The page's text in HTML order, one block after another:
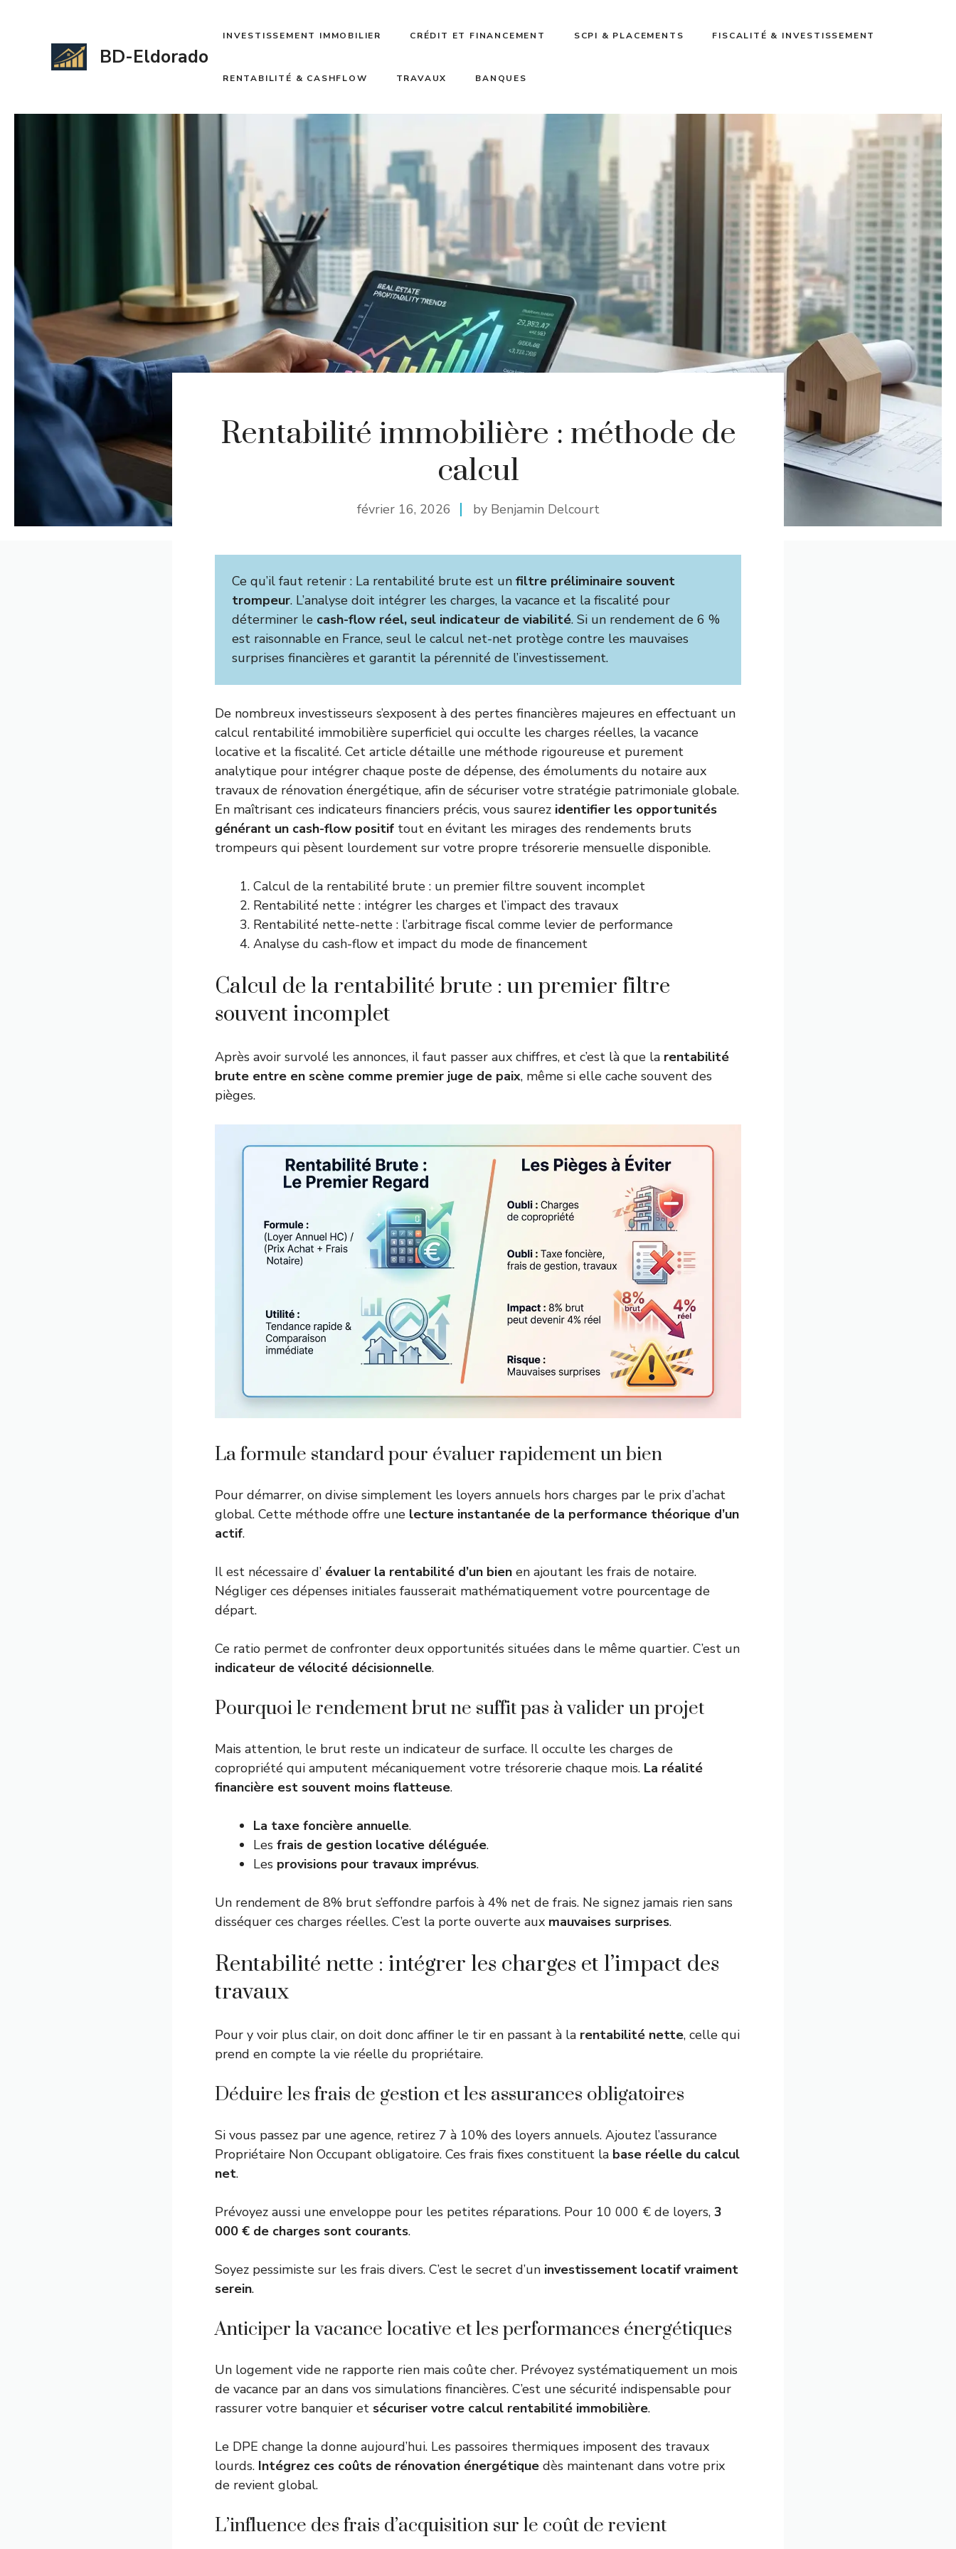
BD-Eldorado
INVESTISSEMENT IMMOBILIER CRÉDIT ET FINANCEMENT SCPI & PLACEMENTS FISCALITÉ & INVESTISSEMENT
RENTABILITÉ & CASHFLOW TRAVAUX BANQUES
Rentabilité immobilière : méthode de
calcul
février 16, 2026 by Benjamin Delcourt
Ce qu’il faut retenir : La rentabilité brute est un filtre préliminaire souvent
trompeur. L’analyse doit intégrer les charges, la vacance et la fiscalité pour
déterminer le cash-flow réel, seul indicateur de viabilité. Si un rendement de 6 %
est raisonnable en France, seul le calcul net-net protège contre les mauvaises
surprises financières et garantit la pérennité de l’investissement.
De nombreux investisseurs s’exposent à des pertes financières majeures en effectuant un
calcul rentabilité immobilière superficiel qui occulte les charges réelles, la vacance
locative et la fiscalité. Cet article détaille une méthode rigoureuse et purement
analytique pour intégrer chaque poste de dépense, des émoluments du notaire aux
travaux de rénovation énergétique, afin de sécuriser votre stratégie patrimoniale globale.
En maîtrisant ces indicateurs financiers précis, vous saurez identifier les opportunités
générant un cash-flow positif tout en évitant les mirages des rendements bruts
trompeurs qui pèsent lourdement sur votre propre trésorerie mensuelle disponible.
Calcul de la rentabilité brute : un premier filtre souvent incomplet
Rentabilité nette : intégrer les charges et l’impact des travaux
Rentabilité nette-nette : l’arbitrage fiscal comme levier de performance
Analyse du cash-flow et impact du mode de financement
Calcul de la rentabilité brute : un premier filtre
souvent incomplet
Après avoir survolé les annonces, il faut passer aux chiffres, et c’est là que la rentabilité
brute entre en scène comme premier juge de paix, même si elle cache souvent des
pièges.
La formule standard pour évaluer rapidement un bien
Pour démarrer, on divise simplement les loyers annuels hors charges par le prix d’achat
global. Cette méthode offre une lecture instantanée de la performance théorique d’un
actif.
Il est nécessaire d’ évaluer la rentabilité d’un bien en ajoutant les frais de notaire.
Négliger ces dépenses initiales fausserait mathématiquement votre pourcentage de
départ.
Ce ratio permet de confronter deux opportunités situées dans le même quartier. C’est un
indicateur de vélocité décisionnelle.
Pourquoi le rendement brut ne suffit pas à valider un projet
Mais attention, le brut reste un indicateur de surface. Il occulte les charges de
copropriété qui amputent mécaniquement votre trésorerie chaque mois. La réalité
financière est souvent moins flatteuse.
La taxe foncière annuelle.
Les frais de gestion locative déléguée.
Les provisions pour travaux imprévus.
Un rendement de 8% brut s’effondre parfois à 4% net de frais. Ne signez jamais rien sans
disséquer ces charges réelles. C’est la porte ouverte aux mauvaises surprises.
Rentabilité nette : intégrer les charges et l’impact des
travaux
Pour y voir plus clair, on doit donc affiner le tir en passant à la rentabilité nette, celle qui
prend en compte la vie réelle du propriétaire.
Déduire les frais de gestion et les assurances obligatoires
Si vous passez par une agence, retirez 7 à 10% des loyers annuels. Ajoutez l’assurance
Propriétaire Non Occupant obligatoire. Ces frais fixes constituent la base réelle du calcul
net.
Prévoyez aussi une enveloppe pour les petites réparations. Pour 10 000 € de loyers, 3
000 € de charges sont courants.
Soyez pessimiste sur les frais divers. C’est le secret d’un investissement locatif vraiment
serein.
Anticiper la vacance locative et les performances énergétiques
Un logement vide ne rapporte rien mais coûte cher. Prévoyez systématiquement un mois
de vacance par an dans vos simulations financières. C’est une sécurité indispensable pour
rassurer votre banquier et sécuriser votre calcul rentabilité immobilière.
Le DPE change la donne aujourd’hui. Les passoires thermiques imposent des travaux
lourds. Intégrez ces coûts de rénovation énergétique dès maintenant dans votre prix
de revient global.
L’influence des frais d’acquisition sur le coût de revient